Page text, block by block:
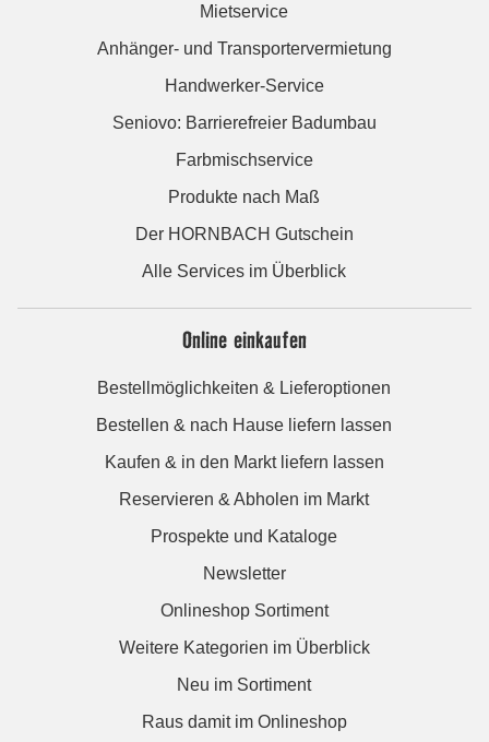
Mietservice
Anhänger- und Transportervermietung
Handwerker-Service
Seniovo: Barrierefreier Badumbau
Farbmischservice
Produkte nach Maß
Der HORNBACH Gutschein
Alle Services im Überblick
Online einkaufen
Bestellmöglichkeiten & Lieferoptionen
Bestellen & nach Hause liefern lassen
Kaufen & in den Markt liefern lassen
Reservieren & Abholen im Markt
Prospekte und Kataloge
Newsletter
Onlineshop Sortiment
Weitere Kategorien im Überblick
Neu im Sortiment
Raus damit im Onlineshop